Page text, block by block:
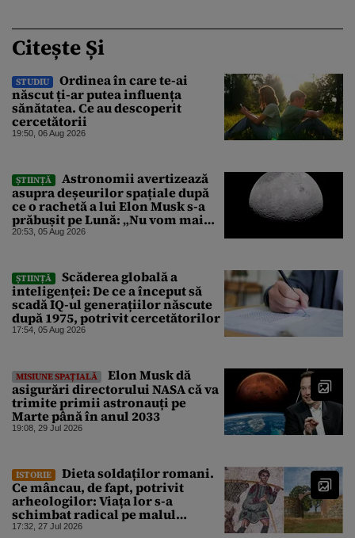
Citește Și
STUDIU
Ordinea în care te-ai
născut ți-ar putea influența
sănătatea. Ce au descoperit
cercetătorii
19:50, 06 Aug 2026
ȘTIINȚĂ
Astronomii avertizează
asupra deșeurilor spațiale după
ce o rachetă a lui Elon Musk s-a
prăbușit pe Lună: „Nu vom mai
putea efectua zboruri spațiale”
20:53, 05 Aug 2026
ȘTIINȚĂ
Scăderea globală a
inteligenței: De ce a început să
scadă IQ-ul generațiilor născute
după 1975, potrivit cercetătorilor
17:54, 05 Aug 2026
MISIUNE SPAȚIALĂ
Elon Musk dă
asigurări directorului NASA că va
trimite primii astronauți pe
Marte până în anul 2033
19:08, 29 Jul 2026
ISTORIE
Dieta soldaților romani.
Ce mâncau, de fapt, potrivit
arheologilor: Viața lor s-a
schimbat radical pe malul
Dunării
17:32, 27 Jul 2026